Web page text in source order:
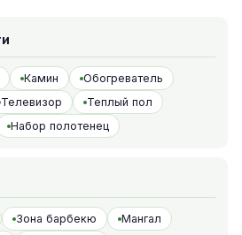
Камин
Обогреватель
Телевизор
Теплый пол
Набор полотенец
Зона барбекю
Мангал